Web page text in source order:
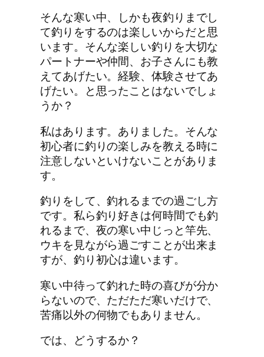
そんな寒い中、しかも夜釣りまでし
て釣りをするのは楽しいからだと思
います。そんな楽しい釣りを大切な
パートナーや仲間、お子さんにも教
えてあげたい。経験、体験させてあ
げたい。と思ったことはないでしょ
うか？
私はあります。ありました。そんな
初心者に釣りの楽しみを教える時に
注意しないといけないことがありま
す。
釣りをして、釣れるまでの過ごし方
です。私ら釣り好きは何時間でも釣
れるまで、夜の寒い中じっと竿先、
ウキを見ながら過ごすことが出来ま
すが、釣り初心は違います。
寒い中待って釣れた時の喜びが分か
らないので、ただただ寒いだけで、
苦痛以外の何物でもありません。
では、どうするか？